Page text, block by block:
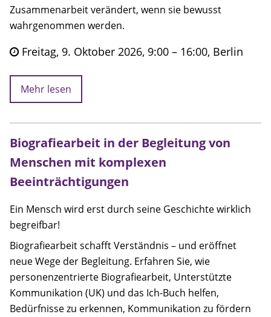
Zusammenarbeit verändert, wenn sie bewusst
wahrgenommen werden.
Freitag, 9. Oktober 2026, 9:00 – 16:00, Berlin
Mehr lesen
Biografiearbeit in der Begleitung von
Menschen mit komplexen
Beeinträchtigungen
Ein Mensch wird erst durch seine Geschichte wirklich
begreifbar!
Biografiearbeit schafft Verständnis – und eröffnet
neue Wege der Begleitung. Erfahren Sie, wie
personenzentrierte Biografiearbeit, Unterstützte
Kommunikation (UK) und das Ich-Buch helfen,
Bedürfnisse zu erkennen, Kommunikation zu fördern